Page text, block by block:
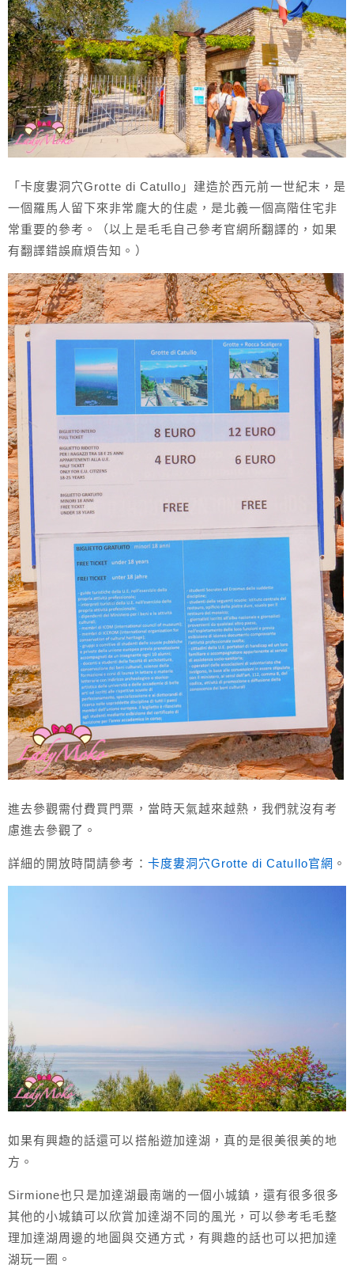
「卡度婁洞穴Grotte di Catullo」建造於西元前一世紀末，是
一個羅馬人留下來非常龐大的住處，是北義一個高階住宅非
常重要的參考。（以上是毛毛自己參考官網所翻譯的，如果
有翻譯錯誤麻煩告知。）
進去參觀需付費買門票，當時天氣越來越熱，我們就沒有考
慮進去參觀了。
詳細的開放時間請參考： 卡度婁洞穴Grotte di Catullo官網 。
如果有興趣的話還可以搭船遊加達湖，真的是很美很美的地
方。
Sirmione也只是加達湖最南端的一個小城鎮，還有很多很多
其他的小城鎮可以欣賞加達湖不同的風光，可以參考毛毛整
理加達湖周邊的地圖與交通方式，有興趣的話也可以把加達
湖玩一圈。